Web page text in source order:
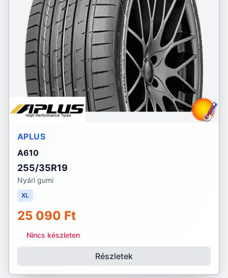
APLUS
A610
255/35R19
Nyári gumi
XL
25 090 Ft
Nincs készleten
Részletek